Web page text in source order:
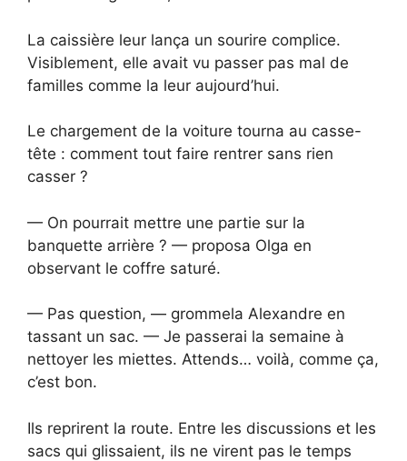
La caissière leur lança un sourire complice.
Visiblement, elle avait vu passer pas mal de
familles comme la leur aujourd’hui.
Le chargement de la voiture tourna au casse-
tête : comment tout faire rentrer sans rien
casser ?
— On pourrait mettre une partie sur la
banquette arrière ? — proposa Olga en
observant le coffre saturé.
— Pas question, — grommela Alexandre en
tassant un sac. — Je passerai la semaine à
nettoyer les miettes. Attends… voilà, comme ça,
c’est bon.
Ils reprirent la route. Entre les discussions et les
sacs qui glissaient, ils ne virent pas le temps